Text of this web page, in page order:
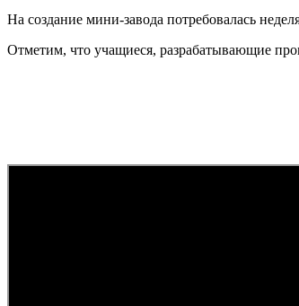
На создание мини-завода потребовалась
Отметим, что учащиеся, разрабатывающие